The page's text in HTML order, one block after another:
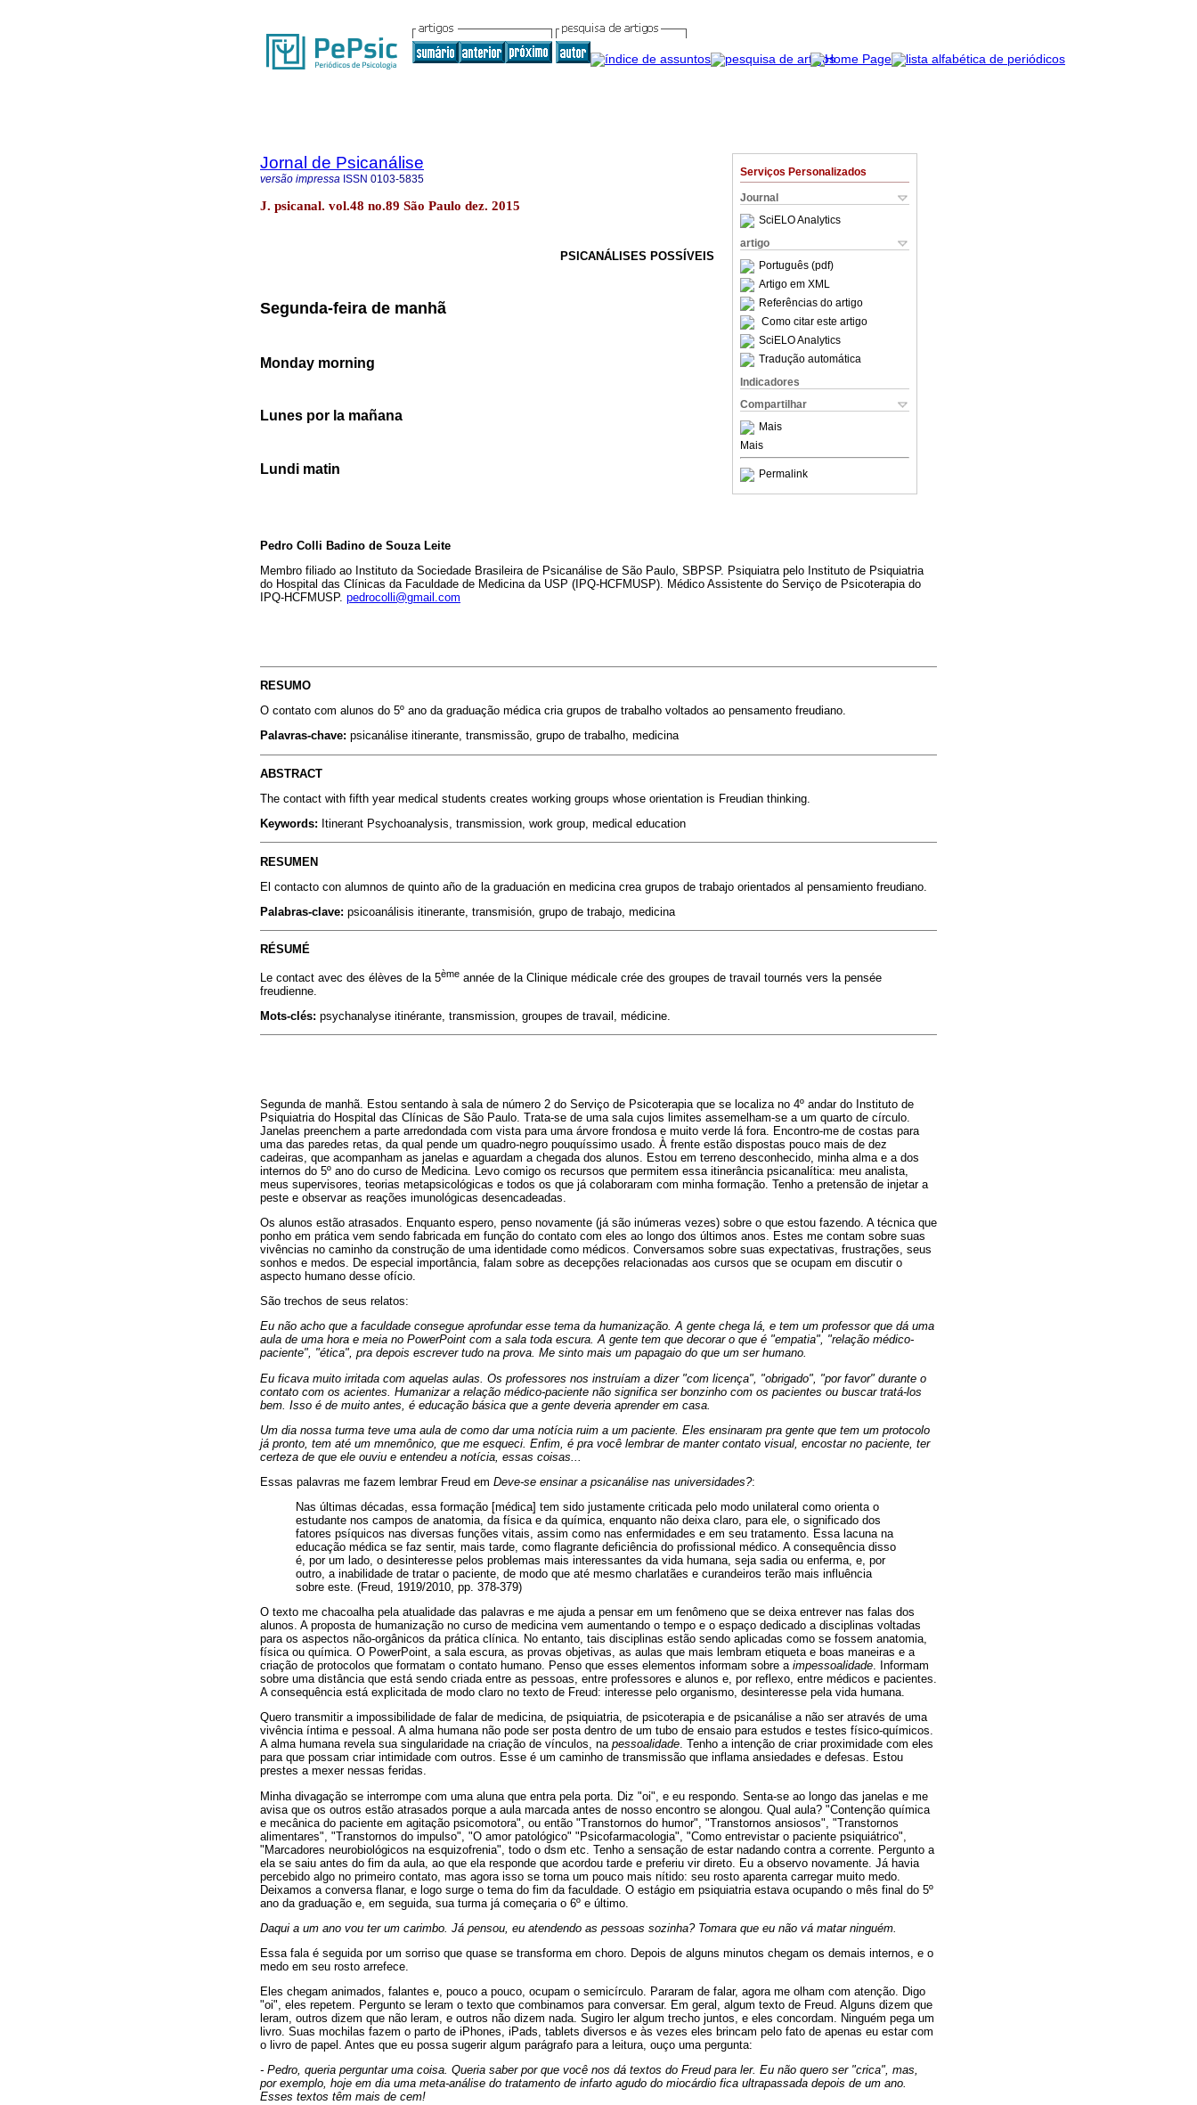
Serviços Personalizados
Journal
SciELO Analytics
artigo
Português (pdf)
Artigo em XML
Referências do artigo
Como citar este artigo
SciELO Analytics
Tradução automática
Indicadores
Compartilhar
Mais
Mais
Permalink
Jornal de Psicanálise
versão impressa ISSN 0103-5835
J. psicanal. vol.48 no.89 São Paulo dez. 2015
PSICANÁLISES POSSÍVEIS
Segunda-feira de manhã
Monday morning
Lunes por la mañana
Lundi matin
Pedro Colli Badino de Souza Leite
Membro filiado ao Instituto da Sociedade Brasileira de Psicanálise de São Paulo, SBPSP. Psiquiatra pelo Instituto de Psiquiatria
do Hospital das Clínicas da Faculdade de Medicina da USP (IPQ-HCFMUSP). Médico Assistente do Serviço de Psicoterapia do
IPQ-HCFMUSP. pedrocolli@gmail.com
RESUMO
O contato com alunos do 5º ano da graduação médica cria grupos de trabalho voltados ao pensamento freudiano.
Palavras-chave: psicanálise itinerante, transmissão, grupo de trabalho, medicina
ABSTRACT
The contact with fifth year medical students creates working groups whose orientation is Freudian thinking.
Keywords: Itinerant Psychoanalysis, transmission, work group, medical education
RESUMEN
El contacto con alumnos de quinto año de la graduación en medicina crea grupos de trabajo orientados al pensamiento freudiano.
Palabras-clave: psicoanálisis itinerante, transmisión, grupo de trabajo, medicina
RÉSUMÉ
Le contact avec des élèves de la 5ème année de la Clinique médicale crée des groupes de travail tournés vers la pensée
freudienne.
Mots-clés: psychanalyse itinérante, transmission, groupes de travail, médicine.
Segunda de manhã. Estou sentando à sala de número 2 do Serviço de Psicoterapia que se localiza no 4º andar do Instituto de
Psiquiatria do Hospital das Clínicas de São Paulo. Trata-se de uma sala cujos limites assemelham-se a um quarto de círculo.
Janelas preenchem a parte arredondada com vista para uma árvore frondosa e muito verde lá fora. Encontro-me de costas para
uma das paredes retas, da qual pende um quadro-negro pouquíssimo usado. À frente estão dispostas pouco mais de dez
cadeiras, que acompanham as janelas e aguardam a chegada dos alunos. Estou em terreno desconhecido, minha alma e a dos
internos do 5º ano do curso de Medicina. Levo comigo os recursos que permitem essa itinerância psicanalítica: meu analista,
meus supervisores, teorias metapsicológicas e todos os que já colaboraram com minha formação. Tenho a pretensão de injetar a
peste e observar as reações imunológicas desencadeadas.
Os alunos estão atrasados. Enquanto espero, penso novamente (já são inúmeras vezes) sobre o que estou fazendo. A técnica que
ponho em prática vem sendo fabricada em função do contato com eles ao longo dos últimos anos. Estes me contam sobre suas
vivências no caminho da construção de uma identidade como médicos. Conversamos sobre suas expectativas, frustrações, seus
sonhos e medos. De especial importância, falam sobre as decepções relacionadas aos cursos que se ocupam em discutir o
aspecto humano desse ofício.
São trechos de seus relatos:
Eu não acho que a faculdade consegue aprofundar esse tema da humanização. A gente chega lá, e tem um professor que dá uma
aula de uma hora e meia no PowerPoint com a sala toda escura. A gente tem que decorar o que é "empatia", "relação médico-
paciente", "ética", pra depois escrever tudo na prova. Me sinto mais um papagaio do que um ser humano.
Eu ficava muito irritada com aquelas aulas. Os professores nos instruíam a dizer "com licença", "obrigado", "por favor" durante o
contato com os acientes. Humanizar a relação médico-paciente não significa ser bonzinho com os pacientes ou buscar tratá-los
bem. Isso é de muito antes, é educação básica que a gente deveria aprender em casa.
Um dia nossa turma teve uma aula de como dar uma notícia ruim a um paciente. Eles ensinaram pra gente que tem um protocolo
já pronto, tem até um mnemônico, que me esqueci. Enfim, é pra você lembrar de manter contato visual, encostar no paciente, ter
certeza de que ele ouviu e entendeu a notícia, essas coisas...
Essas palavras me fazem lembrar Freud em Deve-se ensinar a psicanálise nas universidades?:
Nas últimas décadas, essa formação [médica] tem sido justamente criticada pelo modo unilateral como orienta o
estudante nos campos de anatomia, da física e da química, enquanto não deixa claro, para ele, o significado dos
fatores psíquicos nas diversas funções vitais, assim como nas enfermidades e em seu tratamento. Essa lacuna na
educação médica se faz sentir, mais tarde, como flagrante deficiência do profissional médico. A consequência disso
é, por um lado, o desinteresse pelos problemas mais interessantes da vida humana, seja sadia ou enferma, e, por
outro, a inabilidade de tratar o paciente, de modo que até mesmo charlatães e curandeiros terão mais influência
sobre este. (Freud, 1919/2010, pp. 378-379)
O texto me chacoalha pela atualidade das palavras e me ajuda a pensar em um fenômeno que se deixa entrever nas falas dos
alunos. A proposta de humanização no curso de medicina vem aumentando o tempo e o espaço dedicado a disciplinas voltadas
para os aspectos não-orgânicos da prática clínica. No entanto, tais disciplinas estão sendo aplicadas como se fossem anatomia,
física ou química. O PowerPoint, a sala escura, as provas objetivas, as aulas que mais lembram etiqueta e boas maneiras e a
criação de protocolos que formatam o contato humano. Penso que esses elementos informam sobre a impessoalidade. Informam
sobre uma distância que está sendo criada entre as pessoas, entre professores e alunos e, por reflexo, entre médicos e pacientes.
A consequência está explicitada de modo claro no texto de Freud: interesse pelo organismo, desinteresse pela vida humana.
Quero transmitir a impossibilidade de falar de medicina, de psiquiatria, de psicoterapia e de psicanálise a não ser através de uma
vivência íntima e pessoal. A alma humana não pode ser posta dentro de um tubo de ensaio para estudos e testes físico-químicos.
A alma humana revela sua singularidade na criação de vínculos, na pessoalidade. Tenho a intenção de criar proximidade com eles
para que possam criar intimidade com outros. Esse é um caminho de transmissão que inflama ansiedades e defesas. Estou
prestes a mexer nessas feridas.
Minha divagação se interrompe com uma aluna que entra pela porta. Diz "oi", e eu respondo. Senta-se ao longo das janelas e me
avisa que os outros estão atrasados porque a aula marcada antes de nosso encontro se alongou. Qual aula? "Contenção química
e mecânica do paciente em agitação psicomotora", ou então "Transtornos do humor", "Transtornos ansiosos", "Transtornos
alimentares", "Transtornos do impulso", "O amor patológico" "Psicofarmacologia", "Como entrevistar o paciente psiquiátrico",
"Marcadores neurobiológicos na esquizofrenia", todo o dsm etc. Tenho a sensação de estar nadando contra a corrente. Pergunto a
ela se saiu antes do fim da aula, ao que ela responde que acordou tarde e preferiu vir direto. Eu a observo novamente. Já havia
percebido algo no primeiro contato, mas agora isso se torna um pouco mais nítido: seu rosto aparenta carregar muito medo.
Deixamos a conversa flanar, e logo surge o tema do fim da faculdade. O estágio em psiquiatria estava ocupando o mês final do 5º
ano da graduação e, em seguida, sua turma já começaria o 6º e último.
Daqui a um ano vou ter um carimbo. Já pensou, eu atendendo as pessoas sozinha? Tomara que eu não vá matar ninguém.
Essa fala é seguida por um sorriso que quase se transforma em choro. Depois de alguns minutos chegam os demais internos, e o
medo em seu rosto arrefece.
Eles chegam animados, falantes e, pouco a pouco, ocupam o semicírculo. Pararam de falar, agora me olham com atenção. Digo
"oi", eles repetem. Pergunto se leram o texto que combinamos para conversar. Em geral, algum texto de Freud. Alguns dizem que
leram, outros dizem que não leram, e outros não dizem nada. Sugiro ler algum trecho juntos, e eles concordam. Ninguém pega um
livro. Suas mochilas fazem o parto de iPhones, iPads, tablets diversos e às vezes eles brincam pelo fato de apenas eu estar com
o livro de papel. Antes que eu possa sugerir algum parágrafo para a leitura, ouço uma pergunta:
- Pedro, queria perguntar uma coisa. Queria saber por que você nos dá textos do Freud para ler. Eu não quero ser "crica", mas,
por exemplo, hoje em dia uma meta-análise do tratamento de infarto agudo do miocárdio fica ultrapassada depois de um ano.
Esses textos têm mais de cem!